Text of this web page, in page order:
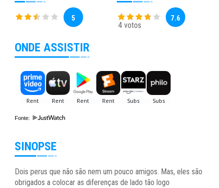
5
4 votos
7.6
ONDE ASSISTIR
Fonte:
SINOPSE
Dois perus que não são nem um pouco amigos. Mas, eles são
obrigados a colocar as diferenças de lado tão logo